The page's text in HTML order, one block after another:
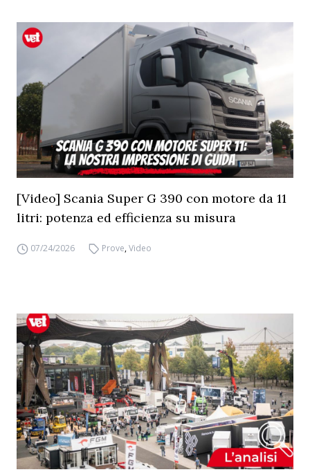
[Video] Scania Super G 390 con motore da 11
litri: potenza ed efficienza su misura
07/24/2026 Prove,Video